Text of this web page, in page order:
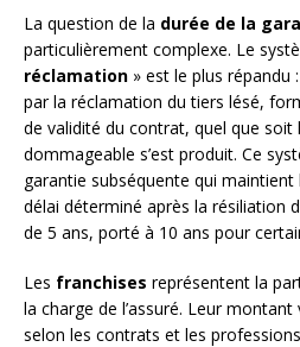
La question de la durée de la
particulièrement complexe. Le
réclamation » est le plus répandu
par la réclamation du tiers lésé,
de validité du contrat, quel que
dommageable s’est produit. Ce
garantie subséquente qui
délai déterminé après la résiliation
de 5 ans, porté à 10 ans pour
Les franchises représentent la
la charge de l’assuré. Leur
selon les contrats et les